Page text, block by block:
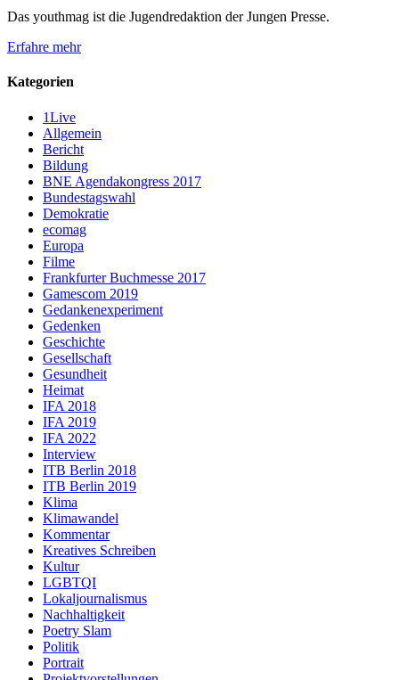
Das youthmag ist die Jugendredaktion der Jungen Presse.
Erfahre mehr
Kategorien
1Live
Allgemein
Bericht
Bildung
BNE Agendakongress 2017
Bundestagswahl
Demokratie
ecomag
Europa
Filme
Frankfurter Buchmesse 2017
Gamescom 2019
Gedankenexperiment
Gedenken
Geschichte
Gesellschaft
Gesundheit
Heimat
IFA 2018
IFA 2019
IFA 2022
Interview
ITB Berlin 2018
ITB Berlin 2019
Klima
Klimawandel
Kommentar
Kreatives Schreiben
Kultur
LGBTQI
Lokaljournalismus
Nachhaltigkeit
Poetry Slam
Politik
Portrait